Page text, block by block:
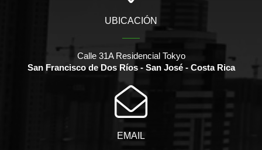
UBICACIÓN
Calle 31A Residencial Tokyo
San Francisco de Dos Ríos - San José - Costa Rica
EMAIL